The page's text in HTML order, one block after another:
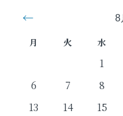
←
月 火 水
1
6
7 8
13
14 15